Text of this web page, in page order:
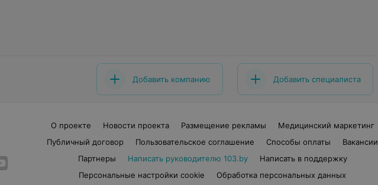
Добавить компанию Добавить специалиста
О проекте Новости проекта Размещение рекламы
Медицинский маркетинг
Публичный договор
Пользовательское соглашение Способы оплаты
Вакансии
Партнеры
Написать руководителю 103.by
Написать в поддержку
Персональные настройки cookie
Обработка персональных данных